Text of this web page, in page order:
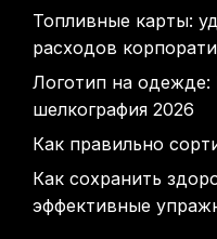
Топливные карты:
расходов
Логотип на
шелкография 2026
Как правильно
Как сохранить
эффективные